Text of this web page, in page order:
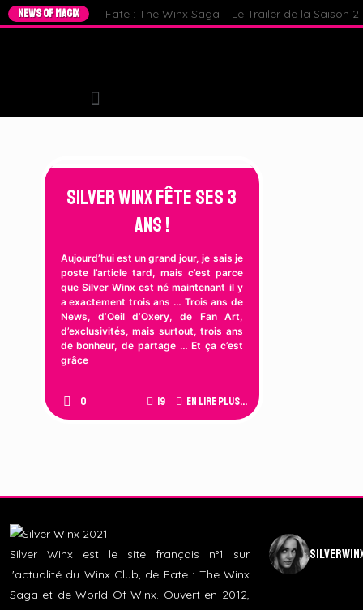
NEWS OF MAGIX Fate : The Winx Saga – Le Trailer de la Saison
Silver Winx Fête ses 3
ans !
Aujourd’hui est un grand jour, je sais je
poste l’article tard, mais c’est parce
que Silver Winx est né maintenant il y
a exactement trois ans … Trois ans de
News, d’Oeil d’Oxery, de Fan Art,
d’exclusivités, mais surtout, trois ans
de bonheur, de partage … Et ça c’est
grâce
0 19 En lire plus...
Silver Winx est le site français n°1 sur
l'actualité du Winx Club, de Fate : The Winx
Saga et de World Of Winx. Ouvert en 2012,